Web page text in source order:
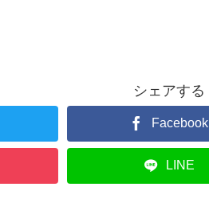
シェアする
Facebook
LINE